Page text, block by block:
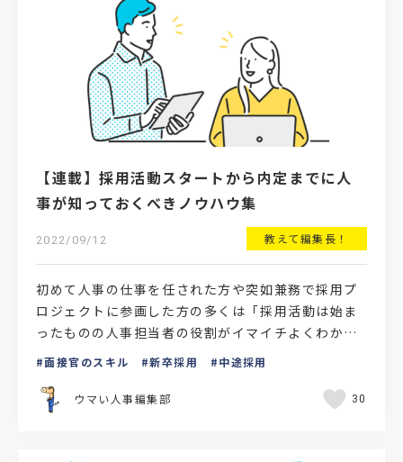
【連載】採用活動スタートから内定までに人
事が知っておくべきノウハウ集
2022/09/12 教えて編集長！
初めて人事の仕事を任された方や突如兼務で採用プ
ロジェクトに参画した方の多くは「採用活動は始ま
ったものの人事担当者の役割がイマイチよくわから
ない」というお悩みを抱えているのではないでしょ
面接官のスキル 新卒採用 中途採用
ウマい人事編集部 30